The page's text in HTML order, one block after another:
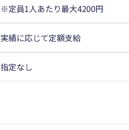
※定員1人あたり最大4200円
実績に応じて定額支給
指定なし